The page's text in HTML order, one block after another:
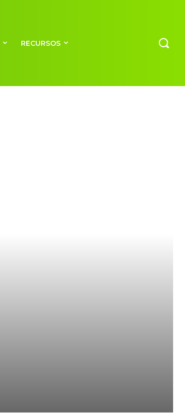
RECURSOS